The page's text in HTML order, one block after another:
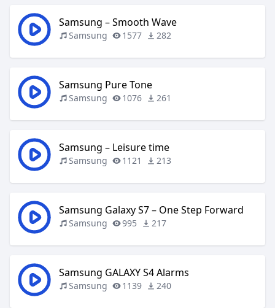
Samsung – Smooth Wave
Samsung 1577 282
Samsung Pure Tone
Samsung 1076 261
Samsung – Leisure time
Samsung 1121 213
Samsung Galaxy S7 – One Step Forward
Samsung 995 217
Samsung GALAXY S4 Alarms
Samsung 1139 240